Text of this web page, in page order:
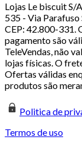
Lojas Le biscuit S/
535 - Via
CEP: 42.800-331.
pagamento são
TeleVendas, não
lojas físicas. O
Ofertas válidas
produtos são
Politica de
Termos de uso